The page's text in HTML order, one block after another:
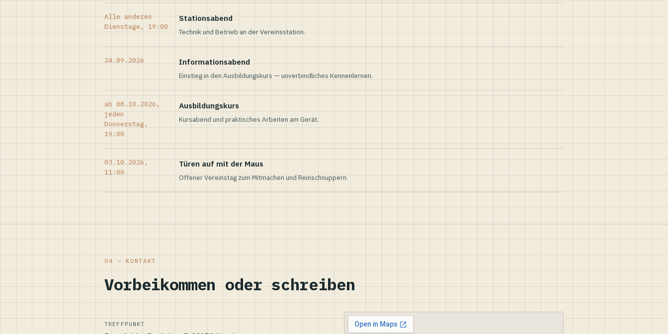
Alle anderen
Dienstage, 19:00
Stationsabend
Technik und Betrieb an der Vereinsstation.
24.09.2026 Informationsabend
Einstieg in den Ausbildungskurs — unverbindliches Kennenlernen.
ab 08.10.2026,
jeden
Donnerstag,
19:00
Ausbildungskurs
Kursabend und praktisches Arbeiten am Gerät.
03.10.2026,
11:00
Türen auf mit der Maus
Offener Vereinstag zum Mitmachen und Reinschnuppern.
04 — KONTAKT
Vorbeikommen oder schreiben
TREFFPUNKT